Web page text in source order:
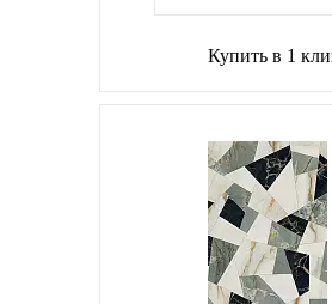
Купить в 1